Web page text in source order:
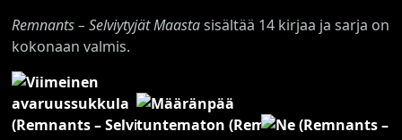
Remnants – Selviytyjät Maastasisältää 14 kirjaa ja sarja on
kokonaan valmis.